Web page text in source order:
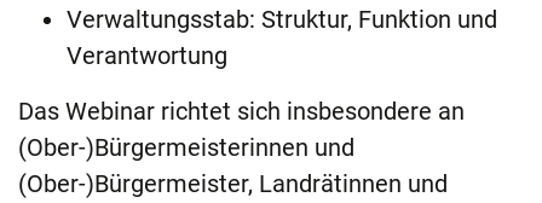
Verwaltungsstab: Struktur, Funktion und
Verantwortung
Das Webinar richtet sich insbesondere an
(Ober-)Bürgermeisterinnen und
(Ober-)Bürgermeister, Landrätinnen und